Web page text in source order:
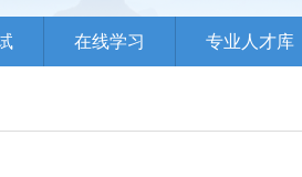
在线学习 专业人才库